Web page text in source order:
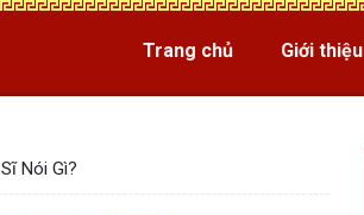
Trang chủ Giới thiệu
Nói Gì?